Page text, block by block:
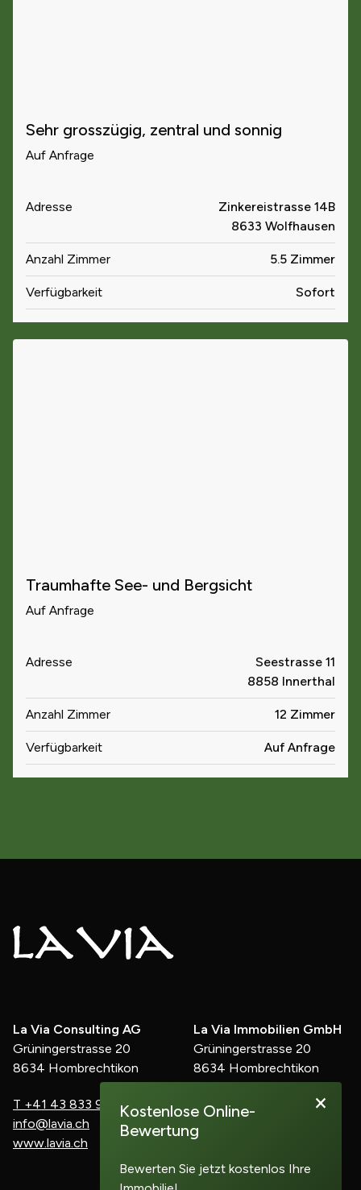
×
Kostenlose Online-
Bewertung
Bewerten Sie jetzt kostenlos Ihre
Sehr grosszügig, zentral und sonnig
Auf Anfrage
Adresse
Zinkereistrasse 14B
8633 Wolfhausen
Anzahl Zimmer 5.5 Zimmer
Verfügbarkeit Sofort
Traumhafte See- und Bergsicht
Auf Anfrage
Adresse
Seestrasse 11
8858 Innerthal
Anzahl Zimmer 12 Zimmer
Verfügbarkeit Auf Anfrage
La Via Consulting AG
Grüningerstrasse 20
8634 Hombrechtikon
T +41 43 833 91 60
info@lavia.ch
www.lavia.ch
La Via Immobilien GmbH
Grüningerstrasse 20
8634 Hombrechtikon
M+41 78 899 90 20
www.lavia.ch